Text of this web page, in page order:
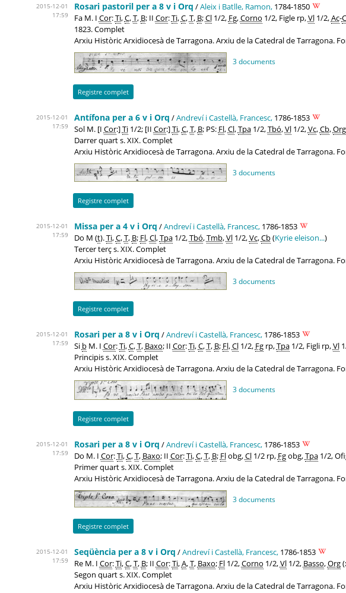
2015-12-01
17:59
Rosari pastoril per a 8 v i Orq /Aleix i Batlle, Ramon,1784-1850
Fa M. I Cor:Ti,C,T, B; II Cor:Ti,C,T, B;Cl1/2, Fg,Corno 1/2, Figle rp,Vl1/2,Ac-C
1823. Complet
Arxiu Històric Arxidiocesà de Tarragona. Arxiu de la Catedral de Tarragona.
3 documents
Registre complet
2015-12-01
17:59
Antífona per a 6 v i Orq /Andreví i Castellà, Francesc,1786-1853
Sol M. [I Cor:]Ti1/2; [II Cor:]Ti,C,T, B; PS: Fl,Cl,Tpa1/2,Tbó,Vl1/2,Vc,Cb,Org
Darrer quart s. XIX. Complet
Arxiu Històric Arxidiocesà de Tarragona. Arxiu de la Catedral de Tarragona.
3 documents
Registre complet
2015-12-01
17:59
Missa per a 4 v i Orq /Andreví i Castellà, Francesc,1786-1853
Do M (t).Ti,C,T, B; Fl,Cl,Tpa1/2,Tbó,Tmb,Vl1/2,Vc,Cb(Kyrie eleison...)
Tercer terç s. XIX. Complet
Arxiu Històric Arxidiocesà de Tarragona. Arxiu de la Catedral de Tarragona.
3 documents
Registre complet
2015-12-01
17:59
Rosari per a 8 v i Orq /Andreví i Castellà, Francesc,1786-1853
Si bM. I Cor:Ti,C,T, Baxo; II Cor:Ti,C,T, B; Fl,Cl1/2, Fgrp,Tpa1/2, Figli rp,Vl
Principis s. XIX. Complet
Arxiu Històric Arxidiocesà de Tarragona. Arxiu de la Catedral de Tarragona.
3 documents
Registre complet
2015-12-01
17:59
Rosari per a 8 v i Orq /Andreví i Castellà, Francesc,1786-1853
Do M. I Cor:Ti,C,T, Baxo; II Cor:Ti,C,T, B; Flobg,Cl1/2 rp, Fgobg,Tpa1/2,
Primer quart s. XIX. Complet
Arxiu Històric Arxidiocesà de Tarragona. Arxiu de la Catedral de Tarragona.
3 documents
Registre complet
2015-12-01
17:59
Seqüència per a 8 v i Orq /Andreví i Castellà, Francesc,1786-1853
Re M. I Cor:Ti,C,T, B; II Cor:Ti,A,T, Baxo; Fl1/2,Corno 1/2,Vl1/2, Basso,Org
Segon quart s. XIX. Complet
Arxiu Històric Arxidiocesà de Tarragona. Arxiu de la Catedral de Tarragona.